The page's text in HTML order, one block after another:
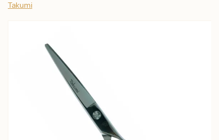
Takumi